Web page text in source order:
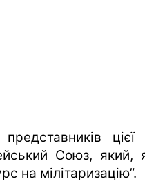
цієї
Союз, який,
на мілітаризацію”.